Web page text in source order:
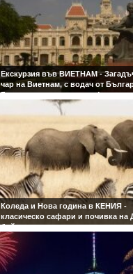
Екскурзия във ВИЕТНАМ -
чар на Виетнам, с водач от
Гарантирано заминаване!
Ханой - Ха Лонг - Хюе - Дананг -
Хо Ши Мин - Ку Чи - Ми Тхо
Коледа и Нова година в КЕНИЯ -
класическо сафари и почивка на
бийч
Посрещнете новата година сред
красота на Кения и райските
Индийския океан! 2 нощувки в
4 нощувки на вълнуващо